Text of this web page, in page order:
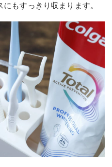
もすっきり収まります。